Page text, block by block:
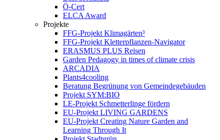
Ö-Cert
ELCA Award
Projekte
FFG-Projekt Klimagärten³
FFG-Projekt Kletterpflanzen-Navigator
ERASMUS PLUS Reisen
Garden Pedagogy in times of climate crisis
ARCADIA
Plants4cooling
Beratung Begrünung von Gemeindegebäuden
Projekt SYM:BIO
LE-Projekt Schmetterlinge fördern
EU-Projekt LIVING GARDENS
EU-Projekt Creating Nature Garden and
Learning Through It